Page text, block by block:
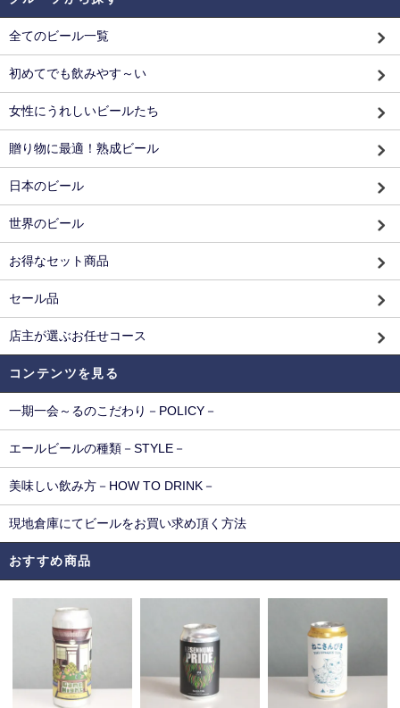
全てのビール一覧
初めてでも飲みやす～い
女性にうれしいビールたち
贈り物に最適！熟成ビール
日本のビール
世界のビール
お得なセット商品
セール品
店主が選ぶお任せコース
コンテンツを見る
一期一会～るのこだわり－POLICY－
エールビールの種類－STYLE－
美味しい飲み方－HOW TO DRINK－
現地倉庫にてビールをお買い求め頂く方法
おすすめ商品